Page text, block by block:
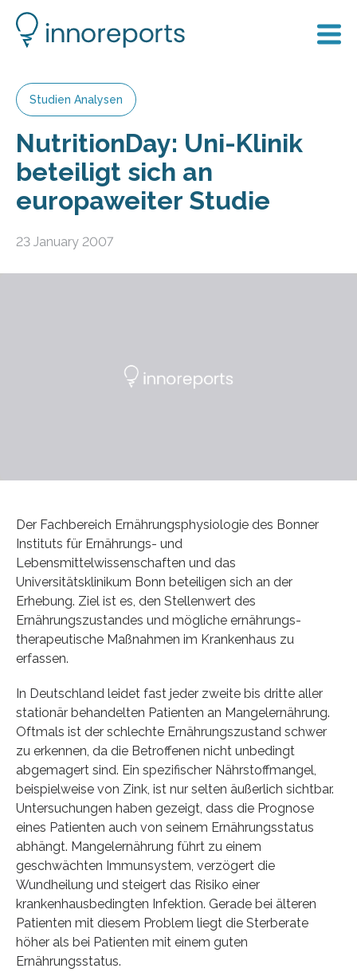
Studien Analysen
NutritionDay: Uni-Klinik
beteiligt sich an
europaweiter Studie
23 January 2007
Der Fachbereich Ernährungsphysiologie des Bonner
Instituts für Ernährungs- und
Lebensmittelwissenschaften und das
Universitätsklinikum Bonn beteiligen sich an der
Erhebung. Ziel ist es, den Stellenwert des
Ernährungszustandes und mögliche ernährungs-
therapeutische Maßnahmen im Krankenhaus zu
erfassen.
In Deutschland leidet fast jeder zweite bis dritte aller
stationär behandelten Patienten an Mangelernährung.
Oftmals ist der schlechte Ernährungszustand schwer
zu erkennen, da die Betroffenen nicht unbedingt
abgemagert sind. Ein spezifischer Nährstoffmangel,
beispielweise von Zink, ist nur selten äußerlich sichtbar.
Untersuchungen haben gezeigt, dass die Prognose
eines Patienten auch von seinem Ernährungsstatus
abhängt. Mangelernährung führt zu einem
geschwächten Immunsystem, verzögert die
Wundheilung und steigert das Risiko einer
krankenhausbedingten Infektion. Gerade bei älteren
Patienten mit diesem Problem liegt die Sterberate
höher als bei Patienten mit einem guten
Ernährungsstatus.